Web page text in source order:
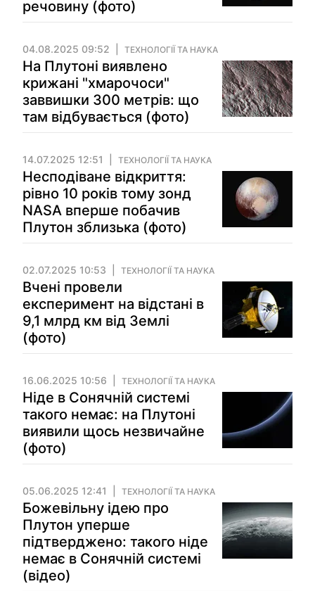
речовину (фото)
04.08.2025 09:52 ТЕХНОЛОГІЇ ТА НАУКА
На Плутоні виявлено
крижані "хмарочоси"
заввишки 300 метрів: що
там відбувається (фото)
14.07.2025 12:51 ТЕХНОЛОГІЇ ТА НАУКА
Несподіване відкриття:
рівно 10 років тому зонд
NASA вперше побачив
Плутон зблизька (фото)
02.07.2025 10:53 ТЕХНОЛОГІЇ ТА НАУКА
Вчені провели
експеримент на відстані в
9,1 млрд км від Землі
(фото)
16.06.2025 10:56 ТЕХНОЛОГІЇ ТА НАУКА
Ніде в Сонячній системі
такого немає: на Плутоні
виявили щось незвичайне
(фото)
05.06.2025 12:41 ТЕХНОЛОГІЇ ТА НАУКА
Божевільну ідею про
Плутон уперше
підтверджено: такого ніде
немає в Сонячній системі
(відео)